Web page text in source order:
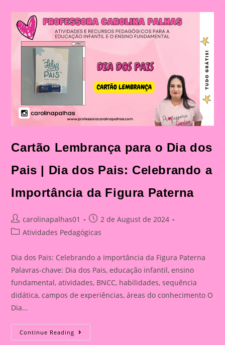
Dia
Dos
Pais:
Celebração
E
Na
Educação
Infantil
Fundamental
Cartão Lembrança para o Dia dos
Pais | Dia dos Pais: Celebrando a
Importância da Figura Paterna
Post
author:
carolinapalhas01
Post
published:
2 de August de 2024
PostAtividades Pedagógicas
Dia dos Pais: Celebrando a Importância da Figura Paterna
Palavras-chave: Dia dos Pais, educação infantil, ensino
fundamental, atividades, BNCC, habilidades, sequência
didática, campos de experiências, áreas do conhecimento O
Dia…
Continue Reading Cartão
Lembrança